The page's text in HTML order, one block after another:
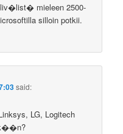
mieleen 2500-
silloin potkii.
said:
LG, Logitech